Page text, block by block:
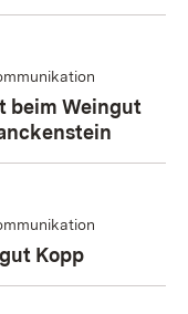
beim Weingut
Kopp